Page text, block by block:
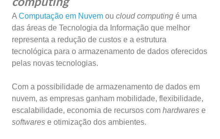
A Computação em Nuvem ou cloud computing é uma
das áreas de Tecnologia da Informação que melhor
representa a redução de custos e a estrutura
tecnológica para o armazenamento de dados oferecidos
pelas novas tecnologias.
Com a possibilidade de armazenamento de dados em
nuvem, as empresas ganham mobilidade, flexibilidade,
escalabilidade, economia de recursos com hardwares e
softwares e otimização dos ambientes.